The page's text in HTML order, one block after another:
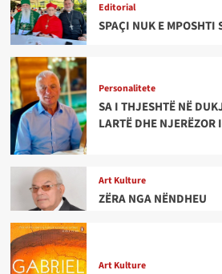
Editorial
SPAÇI NUK E MPOSHTI
Personalitete
SA I THJESHTË NË
LARTË DHE NJERËZOR
Art Kulture
ZËRA NGA NËNDHEU
Art Kulture